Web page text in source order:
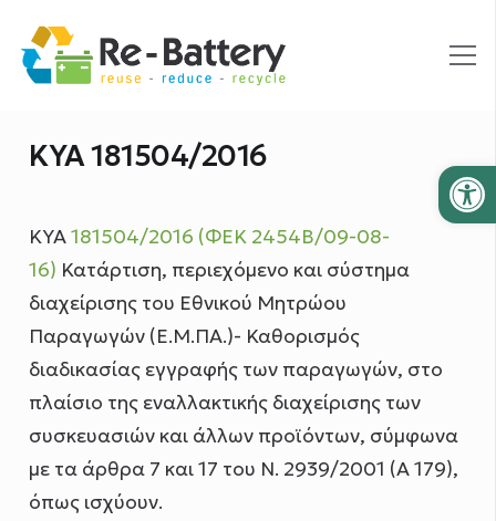
ΚΥΑ 181504/2016
ΚΥΑ181504/2016 (ΦΕΚ 2454Β/09-08-
16) Κατάρτιση, περιεχόμενο και σύστημα
διαχείρισης του Εθνικού Μητρώου
Παραγωγών (Ε.Μ.ΠΑ.)- Καθορισμός
διαδικασίας εγγραφής των παραγωγών, στο
πλαίσιο της εναλλακτικής διαχείρισης των
συσκευασιών και άλλων προϊόντων, σύμφωνα
με τα άρθρα 7 και 17 του Ν. 2939/2001 (Α 179),
όπως ισχύουν.